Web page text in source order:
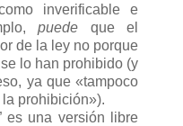
inverificable e
puede que el
de la ley no porque
lo han prohibido (y
ya que «tampoco
prohibición»).
es una versión libre